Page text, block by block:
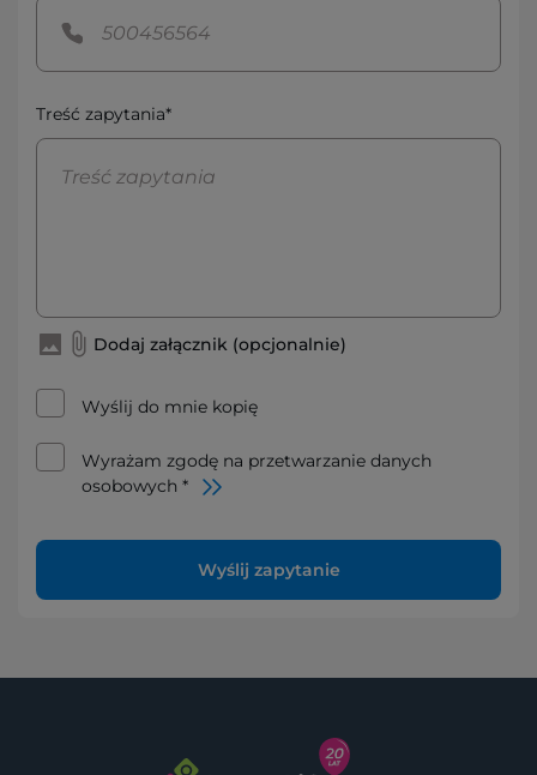
Treść zapytania*
Dodaj załącznik (opcjonalnie)
Wyślij do mnie kopię
Wyrażam zgodę na przetwarzanie danych
osobowych *
Wyślij zapytanie